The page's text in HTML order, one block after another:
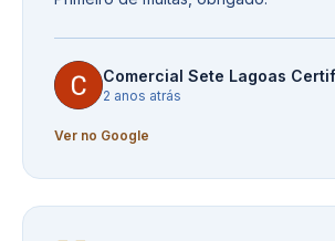
Comercial Sete Lagoas
2 anos atrás
Ver no Google